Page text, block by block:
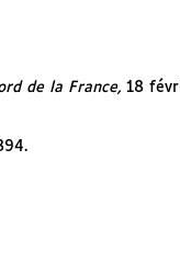
de la France, 18